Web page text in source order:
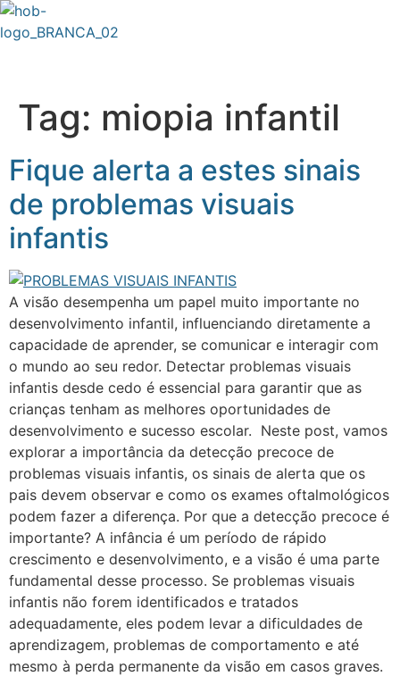
Tag: miopia infantil
Fique alerta a estes sinais
de problemas visuais
infantis
A visão desempenha um papel muito importante no
desenvolvimento infantil, influenciando diretamente a
capacidade de aprender, se comunicar e interagir com
o mundo ao seu redor. Detectar problemas visuais
infantis desde cedo é essencial para garantir que as
crianças tenham as melhores oportunidades de
desenvolvimento e sucesso escolar. Neste post, vamos
explorar a importância da detecção precoce de
problemas visuais infantis, os sinais de alerta que os
pais devem observar e como os exames oftalmológicos
podem fazer a diferença. Por que a detecção precoce é
importante? A infância é um período de rápido
crescimento e desenvolvimento, e a visão é uma parte
fundamental desse processo. Se problemas visuais
infantis não forem identificados e tratados
adequadamente, eles podem levar a dificuldades de
aprendizagem, problemas de comportamento e até
mesmo à perda permanente da visão em casos graves.